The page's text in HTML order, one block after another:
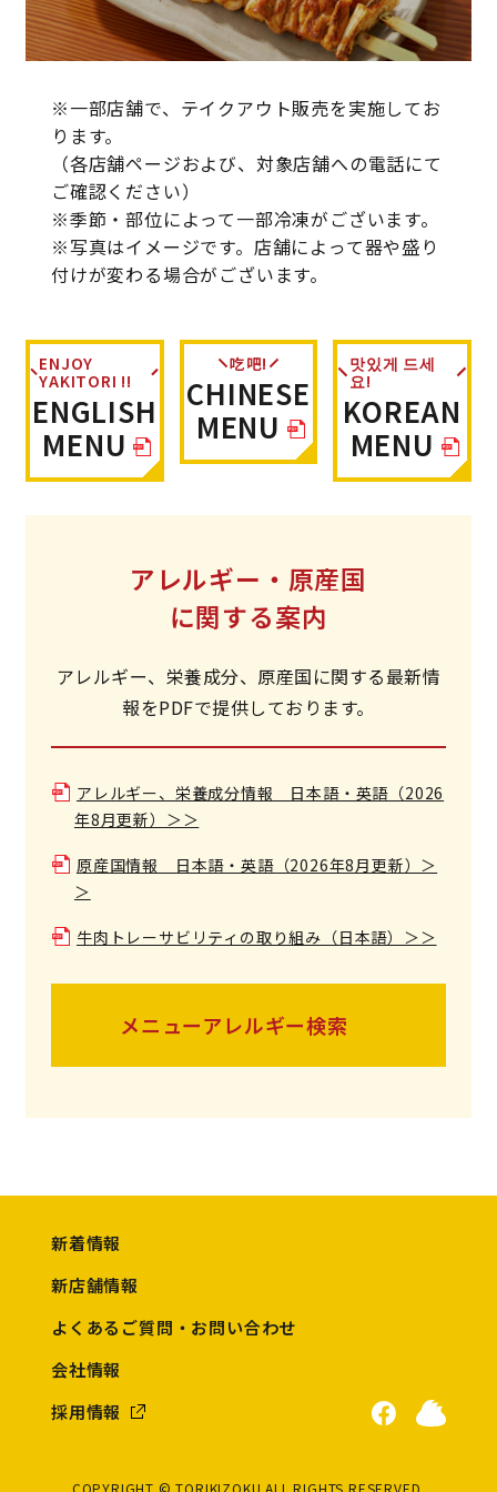
※一部店舗で、テイクアウト販売を実施してお
ります。
（各店舗ページおよび、対象店舗への電話にて
ご確認ください）
※季節・部位によって一部冷凍がございます。
※写真はイメージです。店舗によって器や盛り
付けが変わる場合がございます。
ENJOY
YAKITORI !!
ENGLISH
MENU
吃吧!
CHINESE
MENU
맛있게 드세
요!
KOREAN
MENU
アレルギー・原産国
に関する案内
アレルギー、栄養成分、原産国に関する最新情
報をPDFで提供しております。
アレルギー、栄養成分情報 日本語・英語（2026
年8月更新）＞＞
原産国情報 日本語・英語（2026年8月更新）＞
＞
牛肉トレーサビリティの取り組み（日本語）＞＞
メニューアレルギー検索
新着情報
新店舗情報
よくあるご質問・お問い合わせ
会社情報
採用情報
COPYRIGHT © TORIKIZOKU ALL RIGHTS RESERVED.